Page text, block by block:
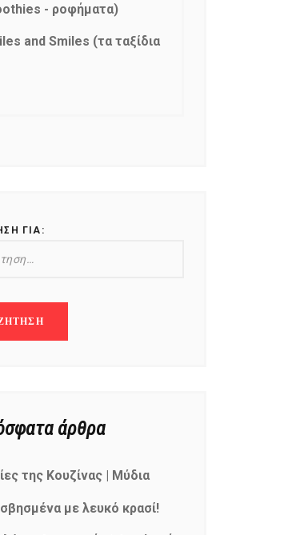
- ροφήματα)
and Smiles (τα ταξίδια
ΓΙΑ:
άρθρα
της Κουζίνας | Μύδια
με λευκό κρασί!